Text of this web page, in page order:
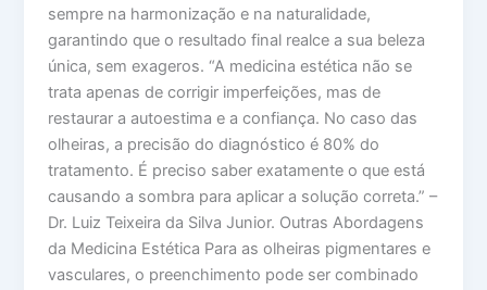
sempre na harmonização e na naturalidade,
garantindo que o resultado final realce a sua beleza
única, sem exageros. “A medicina estética não se
trata apenas de corrigir imperfeições, mas de
restaurar a autoestima e a confiança. No caso das
olheiras, a precisão do diagnóstico é 80% do
tratamento. É preciso saber exatamente o que está
causando a sombra para aplicar a solução correta.” –
Dr. Luiz Teixeira da Silva Junior. Outras Abordagens
da Medicina Estética Para as olheiras pigmentares e
vasculares, o preenchimento pode ser combinado